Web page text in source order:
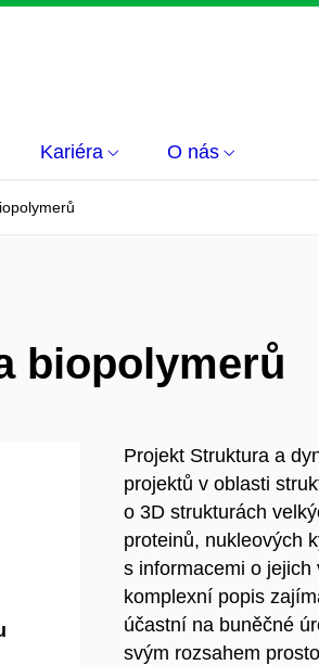
Kariéra O nás
biopolymerů
Projekt Struktura a
projektů v oblasti
o 3D strukturách
proteinů, nukleových
s informacemi o
komplexní popis
účastní na buněčné
svým rozsahem